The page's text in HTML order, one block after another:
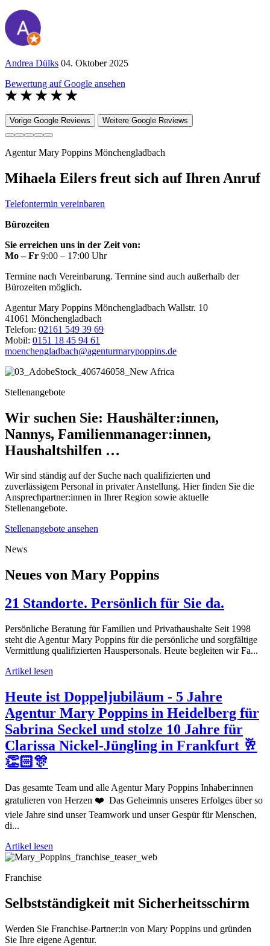
Andrea Dülks 04. Oktober 2025
Bewertung auf Google ansehen
Vorige Google Reviews Weitere Google Reviews
Agentur Mary Poppins Mönchengladbach
Mihaela Eilers freut sich auf Ihren Anruf
Telefontermin vereinbaren
Bürozeiten
Sie erreichen uns in der Zeit von:
Mo – Fr 9:00 – 17:00 Uhr
Termine nach Vereinbarung. Termine sind auch außerhalb der
Bürozeiten möglich.
Agentur Mary Poppins Mönchengladbach Wallstr. 10
41061 Mönchengladbach
Telefon: 02161 549 39 69
Mobil: 0151 18 45 94 61
moenchengladbach@agenturmarypoppins.de
Stellenangebote
Wir suchen Sie: Haushälter:innen,
Nannys, Familienmanager:innen,
Haushaltshilfen …
Wir sind ständig auf der Suche nach qualifizierten und
zuverlässigem Personal in privater Anstellung. Hier finden Sie die
Ansprechpartner:innen in Ihrer Region sowie aktuelle
Stellenangebote.
Stellenangebote ansehen
News
Neues von Mary Poppins
21 Standorte. Persönlich für Sie da.
Persönliche Beratung für Familien und Privathaushalte Seit 1998
steht die Agentur Mary Poppins für die persönliche und sorgfältige
Vermittlung qualifizierten Hauspersonals. Heute begleiten wir Fa...
Artikel lesen
Heute ist Doppeljubiläum - 5 Jahre
Agentur Mary Poppins in Heidelberg für
Sabrina Seckel und stolze 10 Jahre für
Clarissa Nickel-Jüngling in Frankfurt 🥂
👏🏻🎊
Das gesamte Team und alle Agentur Mary Poppins Inhaber:innen
gratulieren von Herzen ❤️ Das Geheimnis unseres Erfolges über so
viele Jahre sind unser Teamwork und unser Gespür für Menschen,
di...
Artikel lesen
Franchise
Selbstständigkeit mit Sicherheitsschirm
Werden Sie Franchise-Partner:in von Mary Poppins und gründen
Sie Ihre eigene Agentur.